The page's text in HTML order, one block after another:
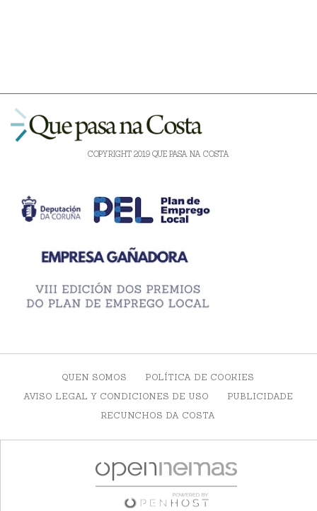
COPYRIGHT 2019 QUE PASA NA COSTA
QUEN SOMOS
POLÍTICA DE COOKIES
AVISO LEGAL Y CONDICIONES DE USO
PUBLICIDADE
RECUNCHOS DA COSTA